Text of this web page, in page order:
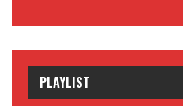
PLAYLIST